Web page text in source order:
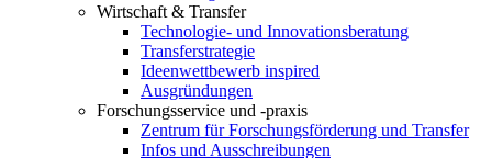
Wirtschaft & Transfer
Technologie- und Innovationsberatung
Transferstrategie
Ideenwettbewerb inspired
Ausgründungen
Forschungsservice und -praxis
Zentrum für Forschungsförderung und Transfer
Infos und Ausschreibungen